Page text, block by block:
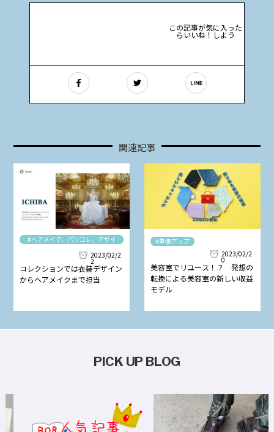
この記事が気に入った
らいいね！しよう
関連記事
#ヘアメイク、パリコレ、デザイ
ナー
2023/02/2
2
コレクションでは衣装デザイン
からヘアメイクまで担当
#単価アップ
2023/02/2
0
美容室でリユース！？ 発想の
転換による美容室の新しい収益
モデル
PICK UP BLOG